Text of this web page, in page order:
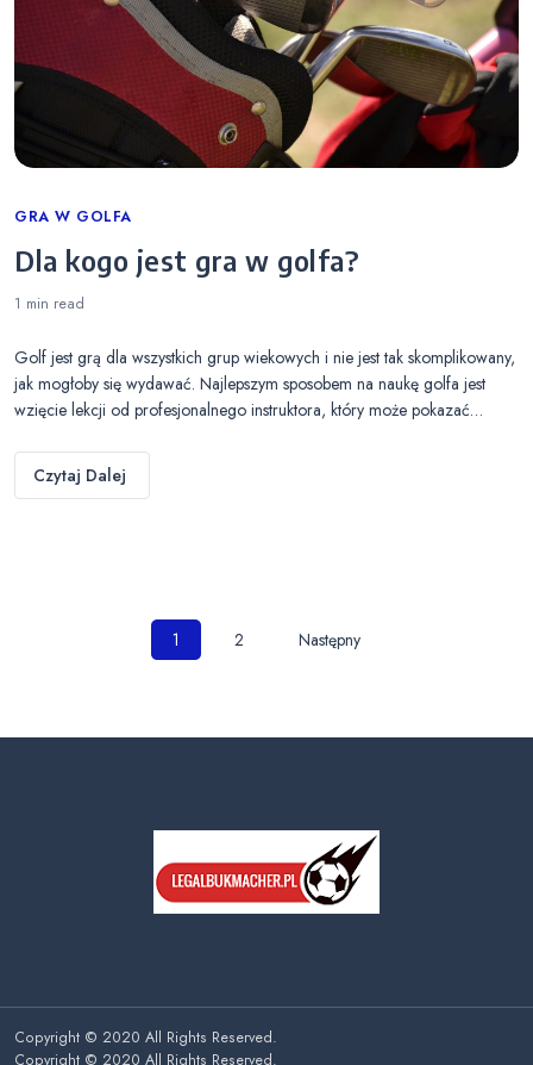
Categories
GRA W GOLFA
Dla kogo jest gra w golfa?
1 min read
Golf jest grą dla wszystkich grup wiekowych i nie jest tak skomplikowany,
jak mogłoby się wydawać. Najlepszym sposobem na naukę golfa jest
wzięcie lekcji od profesjonalnego instruktora, który może pokazać…
Czytaj Dalej
Nawigacja
1 2 Następny
Copyright © 2020 All Rights Reserved.
Copyright © 2020 All Rights Reserved.